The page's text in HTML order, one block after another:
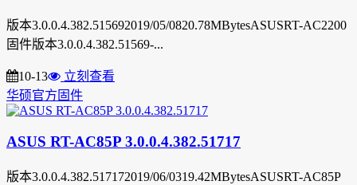
版本3.0.0.4.382.515692019/05/0820.78MBytesASUSRT-AC2200
固件版本3.0.0.4.382.51569-...
10-13
立刻查看
华硕官方固件
ASUS RT-AC85P 3.0.0.4.382.51717
版本3.0.0.4.382.517172019/06/0319.42MBytesASUSRT-AC85P